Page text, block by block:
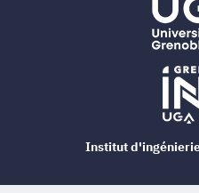
Institut